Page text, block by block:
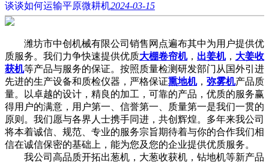
谈谈如何运输平原微耕机2024-03-15
潍坊市中创机械有限公司销售网点遍布其中为用户提供优
质服务。我们力争快速提供优质大棚卷帘机， 出姜机， 大姜收
获机等产品与服务的保证。按照质量检测研发部门从国外引进
先进的生产设备和质检仪器，严格保证熏地机， 弥雾机产品质
量。以卓越的设计，精良的加工，可靠的产品，优质的服务赢
得用户的满意，用户第一、信誉第一、质量第一是我们一贯的
原则。我们愿与各界人士携手同进，共创辉煌。多年来我公司
将本着诚信、规范、专业的服务宗旨期待着与你的合作我们相
信在诚信保密的基础上，能为您及您的企业提供优质服务。
我公司高品质开拓出葱机，大葱收获机，钻地机等新产品